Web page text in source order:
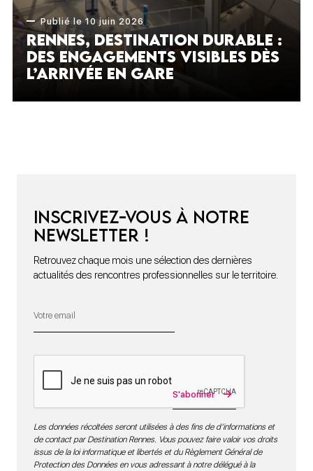
Publié le 10 juin 2026
Rennes, destination durable :
des engagements visibles dès
l’arrivée en gare
Inscrivez-vous à notre
newsletter !
Retrouvez chaque mois une sélection des dernières
actualités des rencontres professionnelles sur le territoire.
S'abonner
Les données récoltées seront utilisées à des fins de d’informations et
de contact par Destination Rennes. Vous pouvez faire valoir vos droits
issus de la loi informatique et libertés et du Règlement Général de
Protection des Données en vous adressant à notre délégué à la